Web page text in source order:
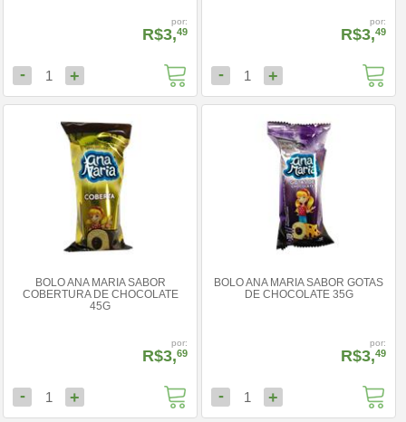
por:
R$3,49
- 1 +
por:
R$3,49
- 1 +
BOLO ANA MARIA SABOR
COBERTURA DE CHOCOLATE
45G
por:
R$3,69
- 1 +
BOLO ANA MARIA SABOR GOTAS
DE CHOCOLATE 35G
por:
R$3,49
- 1 +